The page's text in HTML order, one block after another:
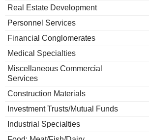
Real Estate Development
Personnel Services
Financial Conglomerates
Medical Specialties
Miscellaneous Commercial
Services
Construction Materials
Investment Trusts/Mutual Funds
Industrial Specialties